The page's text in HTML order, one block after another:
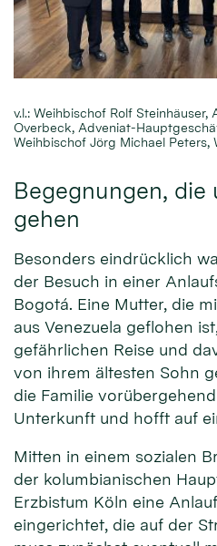
v.l.: Weihbischof Rolf
Overbeck, Adveniat-
Weihbischof Jörg Michael Peters,
Begegnungen, die
gehen
Besonders eindrücklich
der Besuch in einer
Bogotá. Eine Mutter, die
aus Venezuela geflohen
gefährlichen Reise und
von ihrem ältesten Sohn
die Familie
Unterkunft und hofft auf
Mitten in einem sozialen
der kolumbianischen
Erzbistum Köln eine
eingerichtet, die auf der